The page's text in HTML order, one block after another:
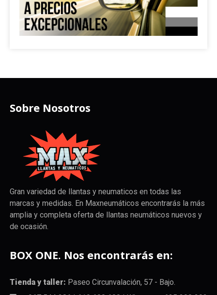
Sobre Nosotros
Gran variedad de llantas y neumaticos en todas las
marcas y medidas. En Maxneumáticos encontrarás la más
amplia y completa oferta de llantas neumáticos nuevos y
de ocasión.
BOX ONE. Nos encontrarás en:
Tienda y taller: Paseo Circunvalación, 57 - Bajo.